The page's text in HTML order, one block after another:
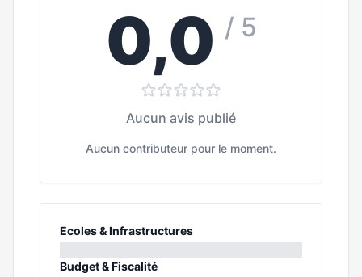
0,0 / 5
Aucun avis publié
Aucun contributeur pour le moment.
Ecoles & Infrastructures
0%
Budget & Fiscalité